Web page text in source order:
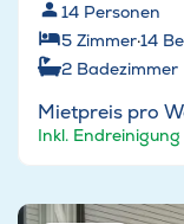
14 Personen
5 Zimmer·14
2 Badezimmer
Mietpreis pro
Inkl. Endreinigung